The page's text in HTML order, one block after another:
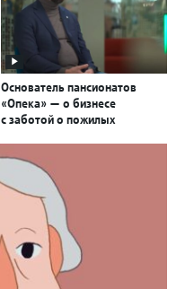
Основатель пансионатов
«Опека» — о бизнесе
с заботой о пожилых